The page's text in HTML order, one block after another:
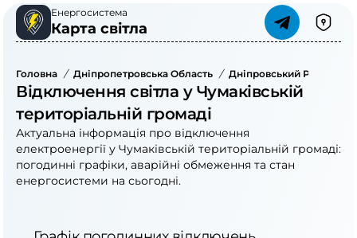
Енергосистема
Карта світла
Головна / Дніпропетровська Область / Дніпровський Район
Відключення світла у Чумаківській
територіальній громаді
Актуальна інформація про відключення
електроенергії у Чумаківській територіальній громаді:
погодинні графіки, аварійні обмеження та стан
енергосистеми на сьогодні.